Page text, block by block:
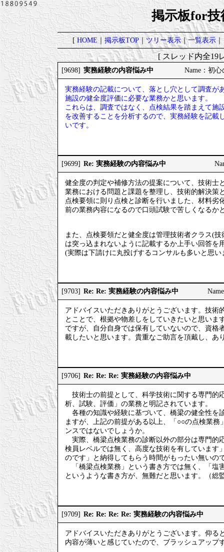
掲示板for技
[HOME｜掲示板TOP｜ツリー表示｜一覧表示｜
[ スレッド内全
[9698] 実務経験の内容悩み中 Name：初
実務経験の記載について、落とし穴として調査が
施設の健全度評価に必要な業務かと思います。
これらは、調査ではなく、点検結果を踏まえて
を改善することを分析するので、実務経験を記
いです。
[9699] Re: 実務経験の内容悩み中
健全度の判定や補修方法の提案について、技術士
業務における問題と課題を整理し、技術的解決策
点検要領に則り点検と診断を行いました、材料
前の業務内容になるので口頭試験で苦しくなるか
また、点検要領だと健全度は管理技術者クラス(
は突っ込まれないように記載するか上手い回答を
(実際は下請けに丸投げするコンサルも多いと思
[9703] Re: Re: 実務経験の内容悩み中
アドバイスいただきありがとうございます。技
とことで、根拠や物差しをしていきたいと思い
ですが、自分自身では保有していないので、資
載したいと思います。貴重なご助言を頂戴し、あ
[9706] Re: Re: Re: 実務経験の内容悩み中
技術士の前提として、科学技術に関する専門的
析、試験、評価」の業務と明記されています。
各種の知識や経験に基づいて、橋梁の健全性を
ますが、上記の前提がある以上、「○○の点検業
ンスではないでしょうか。
実際、橋梁点検業務の診断以外の部分は専門的
検員レベルでは無く、高度な技術を有しています
のです」と納得してもらう時間がもったい無いの
「橋梁点検業務」という書き方では無く、「塩
というような書き方が、無難だと思います。（総
[9709] Re: Re: Re: Re: 実務経験の内容悩み中
アドバイスいただきありがとうございます。仰る
内容が薄いと感じていたので、ブラッシュアップ